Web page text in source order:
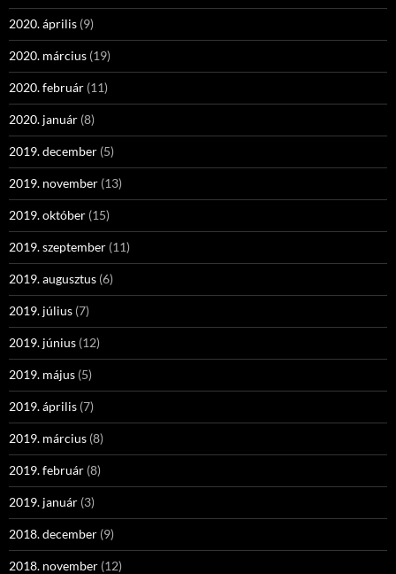
2020. április (9)
2020. március (19)
2020. február (11)
2020. január (8)
2019. december (5)
2019. november (13)
2019. október (15)
2019. szeptember (11)
2019. augusztus (6)
2019. július (7)
2019. június (12)
2019. május (5)
2019. április (7)
2019. március (8)
2019. február (8)
2019. január (3)
2018. december (9)
2018. november (12)